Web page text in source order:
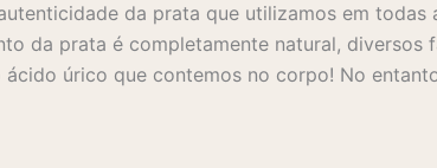
da prata que utilizamos em todas
da prata é completamente natural,
úrico que contemos no corpo! No